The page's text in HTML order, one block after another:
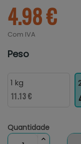
4.98 €
Com IVA
Peso
1 kg
11.13 €
Quantidade